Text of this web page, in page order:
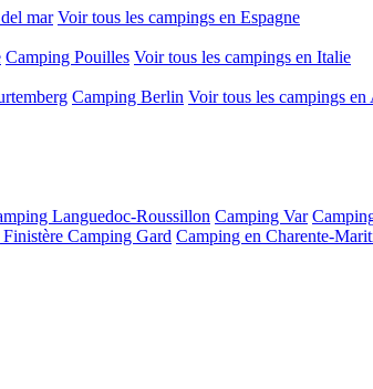
mar Voir tous les campings en Espagne
Camping Pouilles Voir tous les campings en Italie
Camping Berlin Voir tous les campings en
Languedoc-Roussillon Camping Var
Camping Gard Camping en Charente-